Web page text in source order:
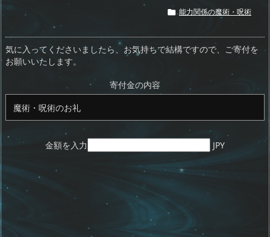
o
d
o
n
a
d
s
sk
y
bl
r
o
ar
n
d
ro
p.
io
 能力関係の魔術・呪術
気に入ってくださいましたら、お気持ちで結構ですので、ご寄付を
お願いいたします。
寄付金の内容
金額を入力 JPY